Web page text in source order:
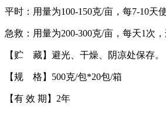
平时：用量为100-150克/亩，每7-10天
急救：用量为200-300克/亩，每天1次，
【贮 藏】避光、干燥、阴凉处保存。
【规 格】500克/包*20包/箱
【有 效 期】2年